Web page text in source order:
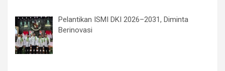
Pelantikan ISMI DKI 2026–2031, Diminta
Berinovasi